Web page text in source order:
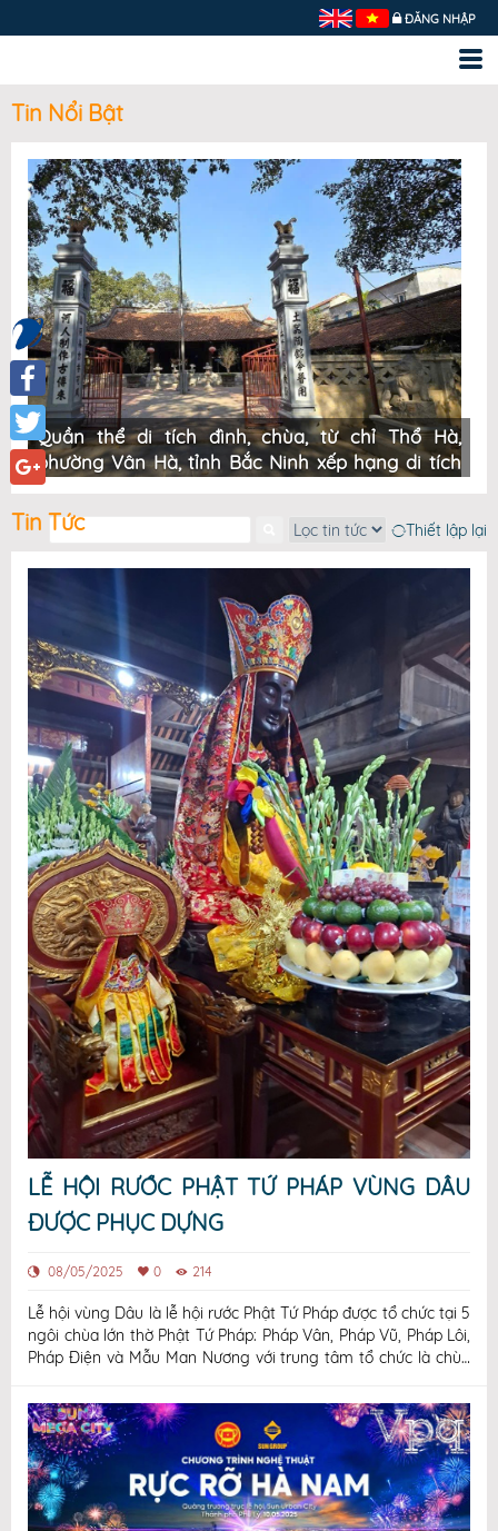
ĐĂNG NHẬP
Facebook
Twitter
Tin Nổi Bật
Quần thể di tích đình, chùa, từ chỉ Thổ Hà,
phường Vân Hà, tỉnh Bắc Ninh xếp hạng di tích
quốc gia đặc biệt
Tin Tức Thiết lập lại
LỄ HỘI RƯỚC PHẬT TỨ PHÁP VÙNG DÂU
ĐƯỢC PHỤC DỰNG
08/05/2025 0 214
Lễ hội vùng Dâu là lễ hội rước Phật Tứ Pháp được tổ chức tại 5
ngôi chùa lớn thờ Phật Tứ Pháp: Pháp Vân, Pháp Vũ, Pháp Lôi,
Pháp Điện và Mẫu Man Nương với trung tâm tổ chức là chùa
hội lớn của xứ Kinh Bắc xưa, được nhân dân háo hức mong đợ